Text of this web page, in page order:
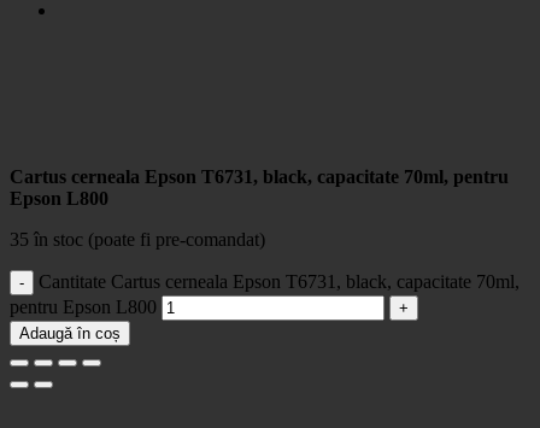
Cartus cerneala Epson T6731, black, capacitate 70ml, pentru
Epson L800
35 în stoc (poate fi pre-comandat)
Cantitate Cartus cerneala Epson T6731, black, capacitate 70ml,
pentru Epson L800
Adaugă în coș